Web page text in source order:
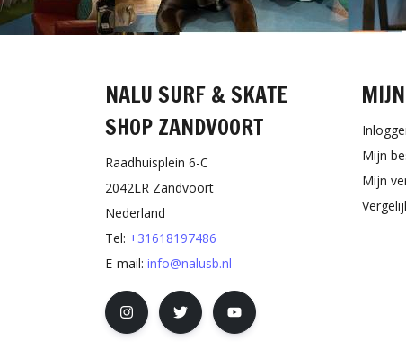
NALU SURF & SKATE
SHOP ZANDVOORT
Raadhuisplein 6-C
2042LR Zandvoort
Nederland
Tel: +31618197486
E-mail: info@nalusb.nl
Mijn
Mijn